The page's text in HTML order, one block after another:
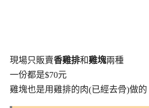
現場只販賣香雞排和雞塊兩種
一份都是$70元
雞塊也是用雞排的肉(已經去骨)做的